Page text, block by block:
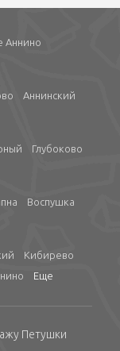
Аннино
Аннинский
Глубоково
Воспушка
Кибирево
Еще
Петушки